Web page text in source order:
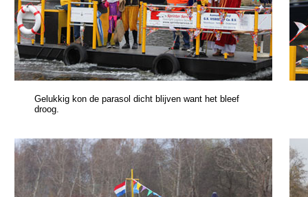
Gelukkig kon de parasol dicht blijven want het bleef
droog.